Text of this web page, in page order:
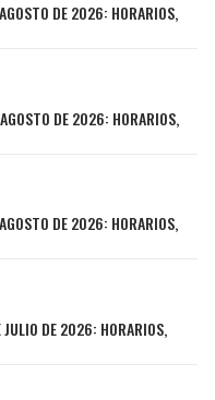
DE 2026: HORARIOS,
DE 2026: HORARIOS,
DE 2026: HORARIOS,
JULIO DE 2026: HORARIOS,